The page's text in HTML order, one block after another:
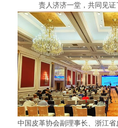
责人济济一堂，共同见证
中国皮革协会副理事长、浙江